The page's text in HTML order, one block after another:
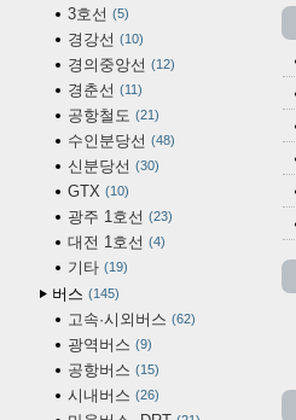
3호선 5
경강선 10
경의중앙선 12
경춘선 11
공항철도 21
수인분당선 48
신분당선 30
GTX 10
광주 1호선 23
대전 1호선 4
기타 19
버스 145
고속·시외버스 62
광역버스 9
공항버스 15
시내버스 26